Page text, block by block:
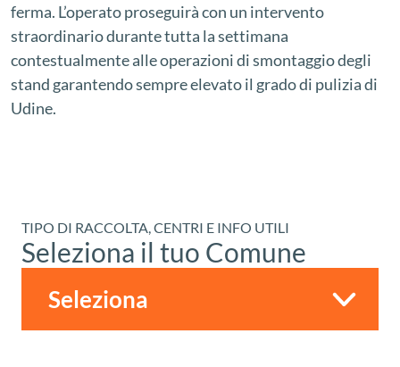
ferma. L’operato proseguirà con un intervento
straordinario durante tutta la settimana
contestualmente alle operazioni di smontaggio degli
stand garantendo sempre elevato il grado di pulizia di
Udine.
TIPO DI RACCOLTA, CENTRI E INFO UTILI
Seleziona il tuo Comune